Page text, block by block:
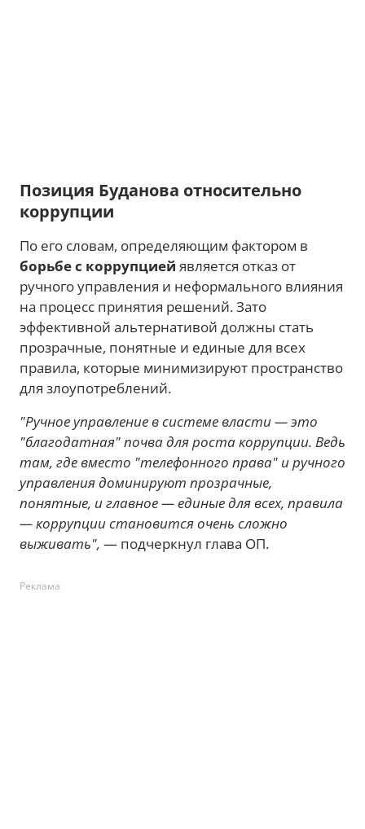
Позиция Буданова относительно
коррупции
По его словам, определяющим фактором в
борьбе с коррупцией является отказ от
ручного управления и неформального влияния
на процесс принятия решений. Зато
эффективной альтернативой должны стать
прозрачные, понятные и единые для всех
правила, которые минимизируют пространство
для злоупотреблений.
"Ручное управление в системе власти — это
"благодатная" почва для роста коррупции. Ведь
там, где вместо "телефонного права" и ручного
управления доминируют прозрачные,
понятные, и главное — единые для всех, правила
— коррупции становится очень сложно
выживать", — подчеркнул глава ОП.
Реклама